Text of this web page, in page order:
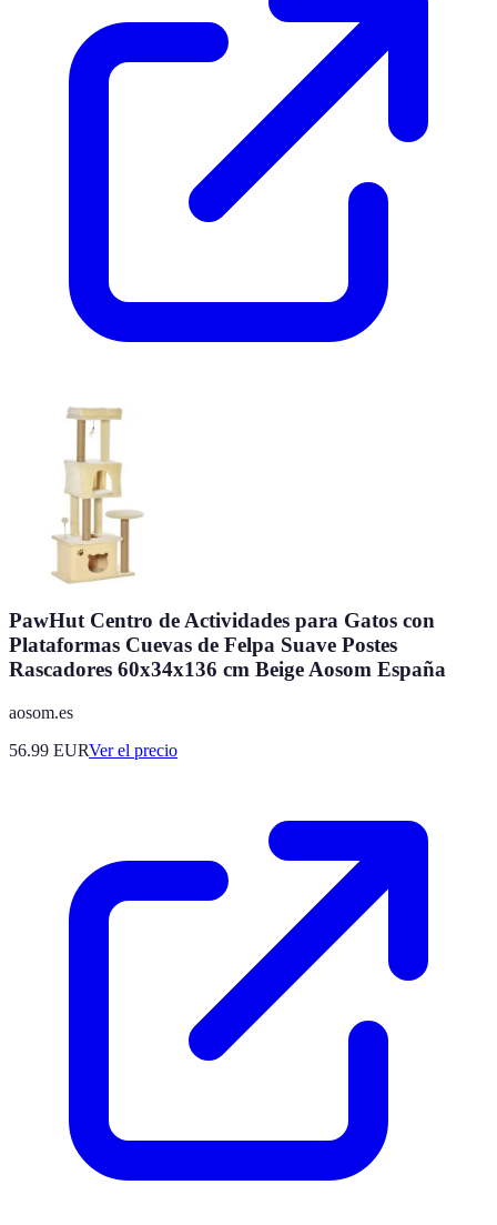
PawHut Centro de Actividades para Gatos con
Plataformas Cuevas de Felpa Suave Postes
Rascadores 60x34x136 cm Beige Aosom España
aosom.es
56.99 EURVer el precio